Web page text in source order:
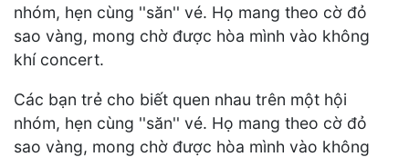
nhóm, hẹn cùng ''săn'' vé. Họ mang theo cờ đỏ
sao vàng, mong chờ được hòa mình vào không
khí concert.
Các bạn trẻ cho biết quen nhau trên một hội
nhóm, hẹn cùng ''săn'' vé. Họ mang theo cờ đỏ
sao vàng, mong chờ được hòa mình vào không